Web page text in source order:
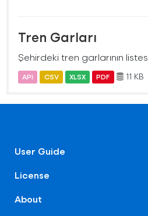
Tren Garları
Şehirdeki tren garlarının
API CSV XLSX PDF 11 KB
User Guide
License
About